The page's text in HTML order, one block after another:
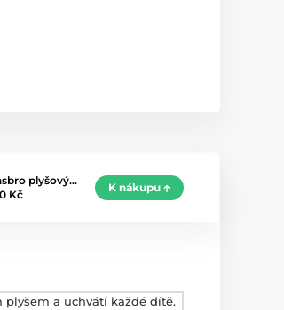
plyšový…
Kč
K nákupu
plyšem a uchvátí každé dítě.